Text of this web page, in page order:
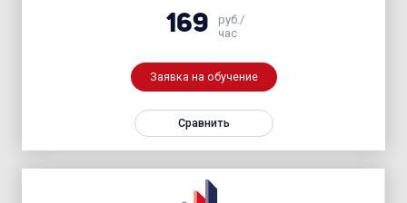
169
руб./
час
Заявка на обучение
Сравнить